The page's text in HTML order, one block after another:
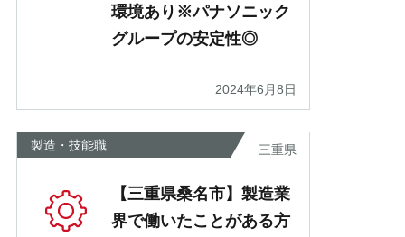
環境あり※パナソニック
グループの安定性◎
2024年6月8日
製造・技能職 三重県
【三重県桑名市】製造業
界で働いたことがある方